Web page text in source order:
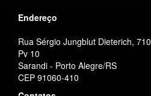
Endereço
Rua Sérgio Jungblut Dieterich, 710
Pv 10
Sarandi - Porto Alegre/RS
CEP 91060-410